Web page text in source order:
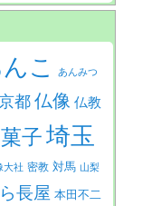
こ あんみつ
都仏像 仏教
子埼玉
大社 密教 対馬 山梨
長屋 本田不二